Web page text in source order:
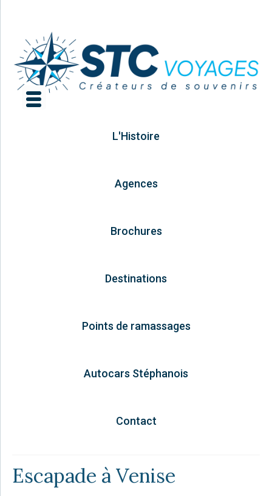
L'Histoire
Agences
Brochures
Destinations
Points de ramassages
Autocars Stéphanois
Contact
Escapade à Venise